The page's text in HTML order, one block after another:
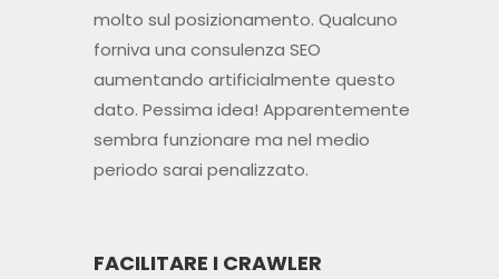
molto sul posizionamento. Qualcuno
forniva una consulenza SEO
aumentando artificialmente questo
dato. Pessima idea! Apparentemente
sembra funzionare ma nel medio
periodo sarai penalizzato.
FACILITARE I CRAWLER